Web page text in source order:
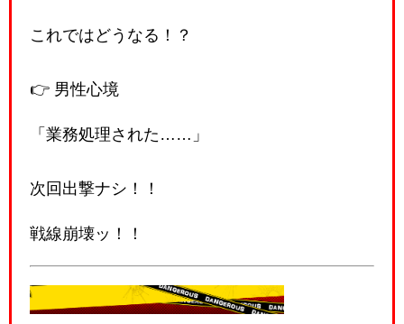
これではどうなる！？
👉 男性心境
「業務処理された……」
次回出撃ナシ！！
戦線崩壊ッ！！
🔥おもてなし兵の基本動作